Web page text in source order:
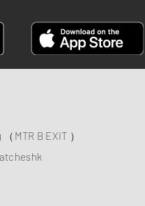
MTR B EXIT ）